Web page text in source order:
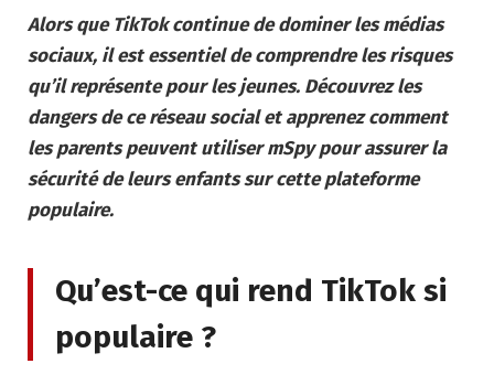
Alors que TikTok continue de dominer les médias
sociaux, il est essentiel de comprendre les risques
qu’il représente pour les jeunes. Découvrez les
dangers de ce réseau social et apprenez comment
les parents peuvent utiliser mSpy pour assurer la
sécurité de leurs enfants sur cette plateforme
populaire.
Qu’est-ce qui rend TikTok si
populaire ?